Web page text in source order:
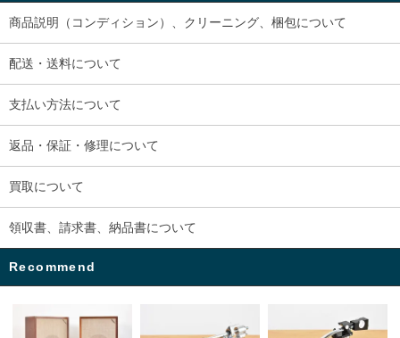
商品説明（コンディション）、クリーニング、梱包について
配送・送料について
支払い方法について
返品・保証・修理について
買取について
領収書、請求書、納品書について
Recommend